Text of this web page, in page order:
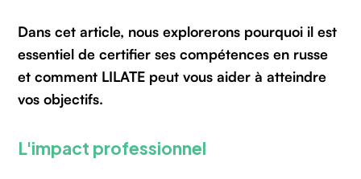
Dans cet article, nous explorerons pourquoi il est
essentiel de certifier ses compétences en russe
et comment LILATE peut vous aider à atteindre
vos objectifs.
L'impact professionnel